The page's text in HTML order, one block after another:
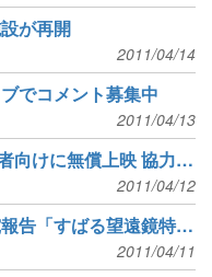
が再開
2011/04/14
でコメント募集中
2011/04/13
「HAYABUSA」を被災者向けに無償上映 協力者を募集
2011/04/12
日本天文学会が欧文研究報告「すばる望遠鏡特集号」を刊行
2011/04/11